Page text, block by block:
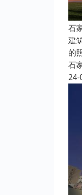
石
建
的
石
24-